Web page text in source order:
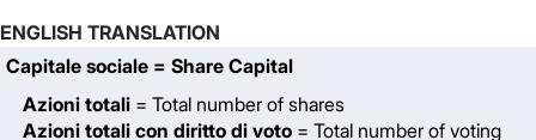
ENGLISH TRANSLATION
Capitale sociale = Share Capital
Azioni totali = Total number of shares
Azioni totali con diritto di voto = Total number of voting